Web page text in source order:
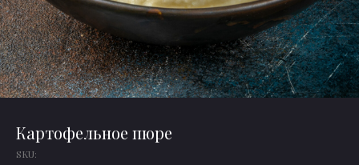
Картофельное пюре
SKU: